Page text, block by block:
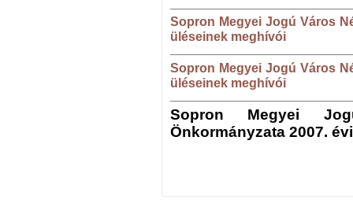
Sopron Megyei Jogú Város
üléseinek meghívói
Sopron Megyei Jogú Város
üléseinek meghívói
Sopron Megyei
Önkormányzata 2007.